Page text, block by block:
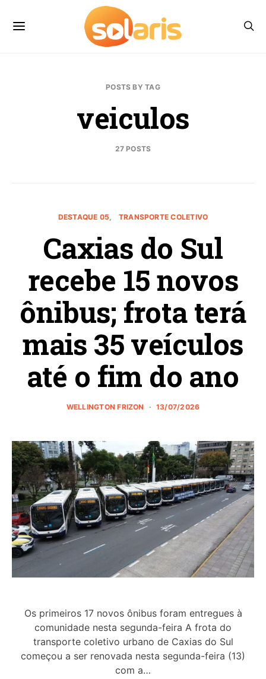
POSTS BY TAG
veiculos
27 POSTS
DESTAQUE 05 TRANSPORTE COLETIVO
Caxias do Sul
recebe 15 novos
ônibus; frota terá
mais 35 veículos
até o fim do ano
WELLINGTON FRIZON 13/07/2026
Os primeiros 17 novos ônibus foram entregues à
comunidade nesta segunda-feira A frota do
transporte coletivo urbano de Caxias do Sul
começou a ser renovada nesta segunda-feira (13)
com a…